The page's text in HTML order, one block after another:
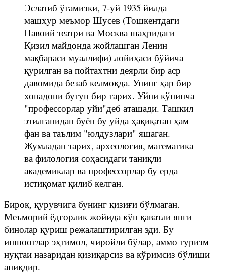
Эслатиб ўтамизки, 7-уй 1935 йилда
машҳур меъмор Шусев (Тошкентдаги
Навоий театри ва Москва шаҳридаги
Қизил майдонда жойлашган Ленин
мақбараси муаллифи) лойиҳаси бўйича
қурилган ва пойтахтни деярли бир аср
давомида безаб келмоқда. Унинг ҳар бир
хонадони бутун бир тарих. Уйни кўпинча
"профессорлар уйи"деб аташади. Ташкил
этилганидан буён бу уйда ҳақиқатан ҳам
фан ва таълим "юлдузлари" яшаган.
Жумладан тарих, археология, математика
ва филология соҳасидаги таниқли
академиклар ва профессорлар бу ерда
истиқомат қилиб келган.
Бироқ, қурувчига бунинг қизиғи бўлмаган.
Меъморий ёдгорлик жойида кўп қаватли янги
бинолар қуриш режалаштирилган эди. Бу
иншоотлар эҳтимол, чиройли бўлар, аммо туризм
нуқтаи назаридан қизиқарсиз ва кўримсиз бўлиши
аниқдир.